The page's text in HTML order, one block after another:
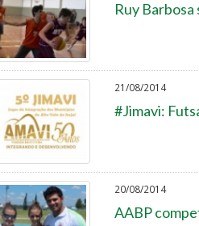
Ruy Barbosa
21/08/2014
#Jimavi:
20/08/2014
AABP